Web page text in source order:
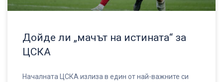
Дойде ли „мачът на истината“ за
ЦСКА
Началната ЦСКА излиза в един от най-важните си